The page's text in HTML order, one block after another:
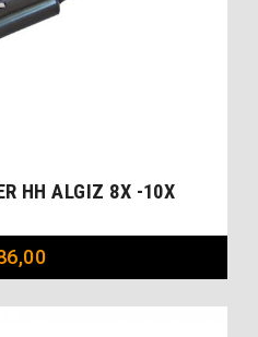
HH ALGIZ 8X -10X